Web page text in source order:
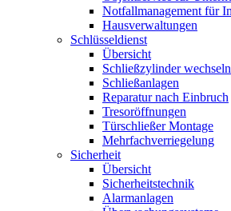
Notfallmanagement für
Hausverwaltungen
Schlüsseldienst
Übersicht
Schließzylinder wechseln
Schließanlagen
Reparatur nach Einbruch
Tresoröffnungen
Türschließer Montage
Mehrfachverriegelung
Sicherheit
Übersicht
Sicherheitstechnik
Alarmanlagen